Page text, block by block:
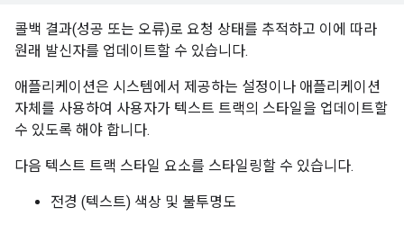
콜백 결과(성공 또는 오류)로 요청 상태를 추적하고 이에 따라
원래 발신자를 업데이트할 수 있습니다.
애플리케이션은 시스템에서 제공하는 설정이나 애플리케이션
자체를 사용하여 사용자가 텍스트 트랙의 스타일을 업데이트할
수 있도록 해야 합니다.
다음 텍스트 트랙 스타일 요소를 스타일링할 수 있습니다.
전경 (텍스트) 색상 및 불투명도